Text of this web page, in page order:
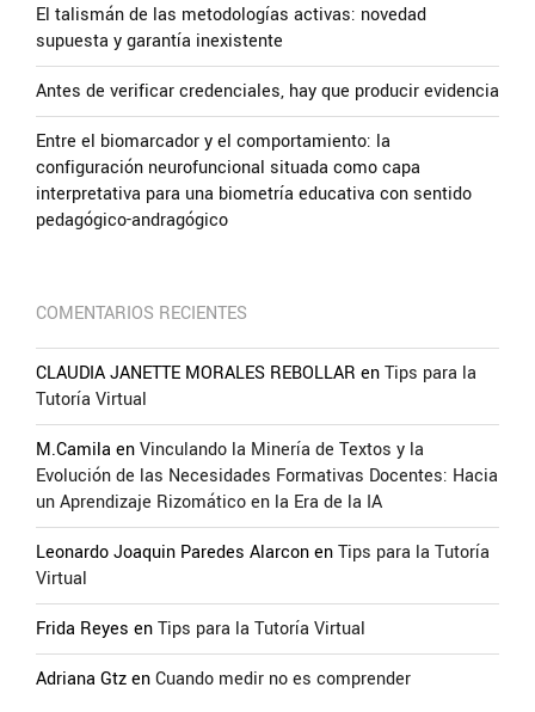
El talismán de las metodologías activas: novedad
supuesta y garantía inexistente
Antes de verificar credenciales, hay que producir evidencia
Entre el biomarcador y el comportamiento: la
configuración neurofuncional situada como capa
interpretativa para una biometría educativa con sentido
pedagógico-andragógico
COMENTARIOS RECIENTES
CLAUDIA JANETTE MORALES REBOLLAR enTips para la
Tutoría Virtual
M.Camila enVinculando la Minería de Textos y la
Evolución de las Necesidades Formativas Docentes: Hacia
un Aprendizaje Rizomático en la Era de la IA
Leonardo Joaquin Paredes AlarconenTips para la Tutoría
Virtual
Frida Reyes enTips para la Tutoría Virtual
Adriana GtzenCuando medir no es comprender